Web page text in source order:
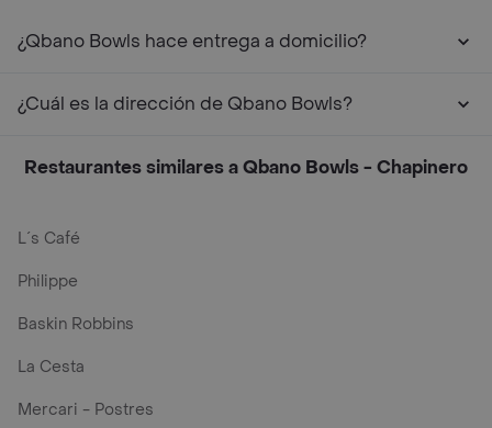
¿Qbano Bowls hace entrega a domicilio?
¿Cuál es la dirección de Qbano Bowls?
Restaurantes similares a Qbano Bowls - Chapinero
L´s Café
Philippe
Baskin Robbins
La Cesta
Mercari - Postres